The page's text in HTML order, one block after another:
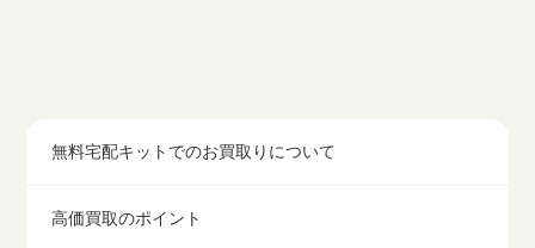
無料宅配キットでのお買取りについて
高価買取のポイント